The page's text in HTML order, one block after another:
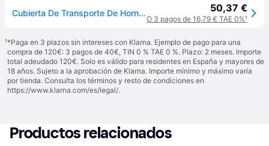
Cubierta De Transporte De Horno Ooni Koda 16 Negra 50,37 €
O 3 pagos de 16,79 € TAE 0%¹
¹*Paga en 3 plazos sin intereses con Klarna. Ejemplo de pago para una
compra de 120€: 3 pagos de 40€, TIN 0 % TAE 0 %. Plazo: 2 meses. Importe
total adeudado 120€. Solo es válido para residentes en España y mayores de
18 años. Sujeto a la aprobación de Klarna. Importe mínimo y máximo varía
por tienda. Consulta los términos y resto de condiciones en
https://www.klarna.com/es/legal/.
Productos relacionados